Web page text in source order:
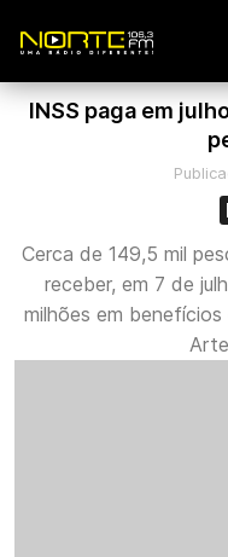
INSS paga em
Cerca de 149,5 mil
receber, em 7 de
milhões em